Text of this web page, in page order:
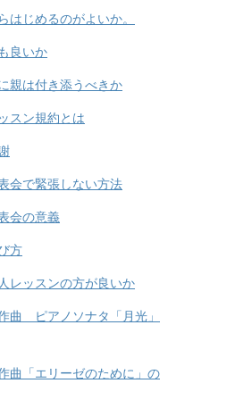
はじめるのがよいか。
良いか
親は付き添うべきか
スン規約とは
会で緊張しない方法
会の意義
方
レッスンの方が良いか
曲 ピアノソナタ「月光」
曲「エリーゼのために」の